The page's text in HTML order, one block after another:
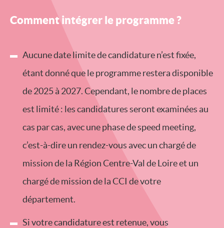
Comment intégrer le programme ?
Aucune date limite de candidature n’est fixée,
étant donné que le programme restera disponible
de 2025 à 2027. Cependant, le nombre de places
est limité : les candidatures seront examinées au
cas par cas, avec une phase de speed meeting,
c’est-à-dire un rendez-vous avec un chargé de
mission de la Région Centre-Val de Loire et un
chargé de mission de la CCI de votre
département.
Si votre candidature est retenue, vous